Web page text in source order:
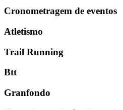
Cronometragem de eventos
Atletismo
Trail Running
Btt
Granfondo